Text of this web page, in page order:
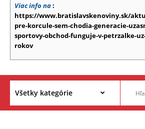
Viac info na:
https://www.bratislavskenoviny.sk/
pre-korcule-sem-chodia-generacie-
sportovy-obchod-funguje-v-petrzalke-
rokov